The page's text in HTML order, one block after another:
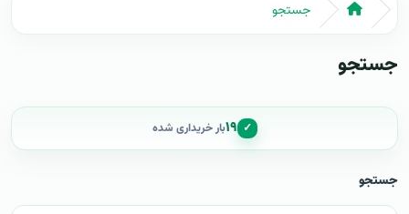
جستجو
جستجو
✓ ۱۹بار خریداری شده
جستجو